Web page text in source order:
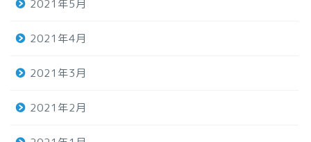
2021年5月
2021年4月
2021年3月
2021年2月